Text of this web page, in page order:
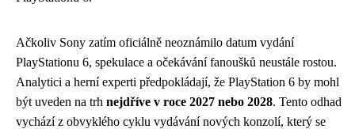
Ačkoliv Sony zatím oficiálně neoznámilo datum vydání
PlayStationu 6, spekulace a očekávání fanoušků neustále rostou.
Analytici a herní experti předpokládají, že PlayStation 6 by mohl
být uveden na trh nejdříve v roce 2027 nebo 2028. Tento odhad
vychází z obvyklého cyklu vydávání nových konzolí, který se